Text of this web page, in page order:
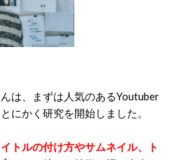
は、まずは人気のあるYoutuber
にかく研究を開始しました。
トルの付け方やサムネイル、ト